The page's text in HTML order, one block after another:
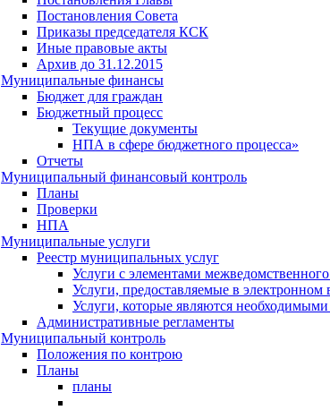
Постановления Совета
Приказы председателя КСК
Иные правовые акты
Архив до 31.12.2015
Муниципальные финансы
Бюджет для граждан
Бюджетный процесс
Текущие документы
НПА в сфере бюджетного процесса»
Отчеты
Муниципальный финансовый контроль
Планы
Проверки
НПА
Муниципальные услуги
Реестр муниципальных услуг
Услуги с элементами
Услуги, предоставляемые в электронном
Услуги, которые являются
Административные регламенты
Муниципальный контроль
Положения по контрою
Планы
планы